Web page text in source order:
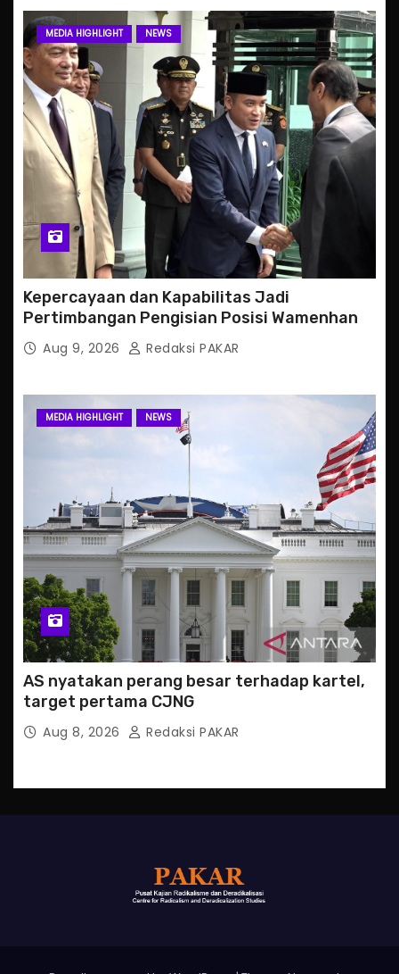
MEDIA HIGHLIGHT NEWS
Kepercayaan dan Kapabilitas Jadi
Pertimbangan Pengisian Posisi Wamenhan
Aug 9, 2026 Redaksi PAKAR
MEDIA HIGHLIGHT NEWS
AS nyatakan perang besar terhadap kartel,
target pertama CJNG
Aug 8, 2026 Redaksi PAKAR